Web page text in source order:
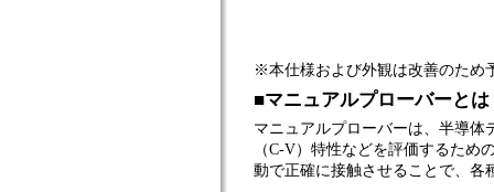
※本仕様および外観は改善のため
■マニュアルプローバーとは
マニュアルプローバーは、半導体
（C-V）特性などを評価するた
動で正確に接触させることで、各